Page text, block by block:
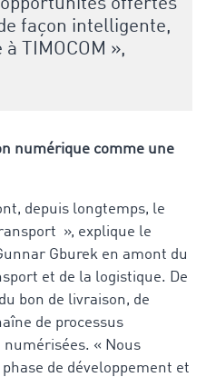
façon intelligente,
TIMOCOM »,
numérique comme une
depuis longtemps, le
», explique le
Gburek en amont du
et de la logistique. De
bon de livraison, de
de processus
« Nous
de développement et